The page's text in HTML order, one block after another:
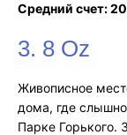
Средний счет:
3. 8 Oz
Живописное
дома, где слышно
Парке Горького.